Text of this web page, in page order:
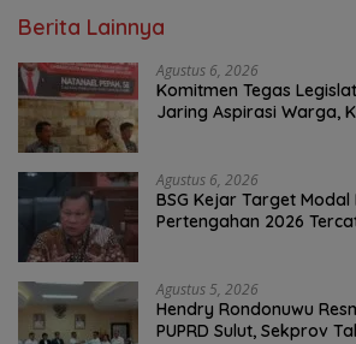
Berita Lainnya
Agustus 6, 2026
Komitmen Tegas
Jaring Aspirasi Warga,
Agustus 6, 2026
BSG Kejar Target Modal
Pertengahan 2026
Agustus 5, 2026
Hendry Rondonuwu
PUPRD Sulut, Sekprov